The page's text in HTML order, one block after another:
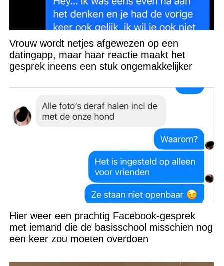
Vrouw wordt netjes afgewezen op een
datingapp, maar haar reactie maakt het
gesprek ineens een stuk ongemakkelijker
Hier weer een prachtig Facebook-gesprek
met iemand die de basisschool misschien nog
een keer zou moeten overdoen